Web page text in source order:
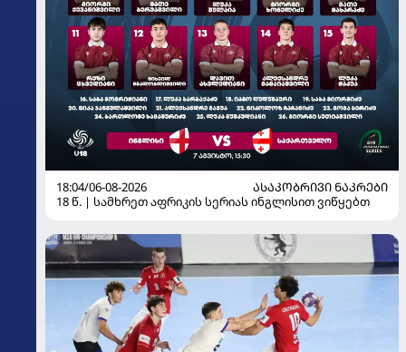
18:04/06-08-2026
ᲐᲡᲐᲙᲝᲑᲠᲘᲕᲘ ᲜᲐᲙᲠᲔᲑᲘ
18 წ. | სამხრეთ აფრიკის სერიას ინგლისით ვიწყებთ